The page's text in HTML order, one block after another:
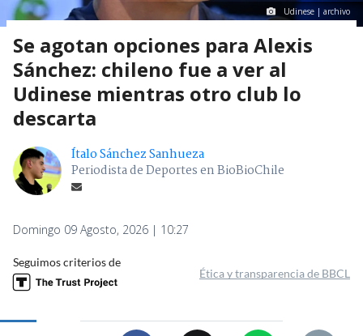
Udinese | archivo
Se agotan opciones para Alexis
Sánchez: chileno fue a ver al
Udinese mientras otro club lo
descarta
Ítalo Sánchez Sanhueza
Periodista de Deportes en BioBioChile
Domingo 09 Agosto, 2026 | 10:27
Seguimos criterios de
Ética y transparencia de BBCL